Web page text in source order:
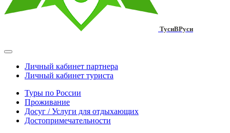
ТусиВРуси
Личный кабинет партнера
Личный кабинет туриста
Туры по России
Проживание
Досуг / Услуги для отдыхающих
Достопримечательности